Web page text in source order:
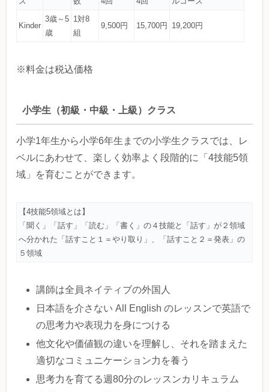
Kinder
3歳～5
歳
1対8
組
9,500円 15,700円 19,200円
※料金は税込価格
小学生（初級・中級・上級）クラス
小学1年生から小学6年生までの小学生クラスでは、レ
ベルにあわせて、楽しく効率よく段階的に「4技能5領
域」を育むことができます。
【4技能5領域とは】
「聞く」「話す」「読む」「書く」の４技能と「話す」が２領域
へ分かれた「話すこと１＝やり取り」、「話すこと２＝発表」の
５領域
講師は全員ネイティブの外国人
日本語を介さない All English のレッスンで英語で
の思考力や表現力を身につける
他文化や価値観の違いを理解し、それを踏まえた
適切なコミュニケーション力を養う
思考力を育てる週80分のレッスンカリキュラム